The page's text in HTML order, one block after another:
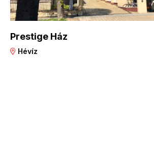
Prestige Ház
Hévíz